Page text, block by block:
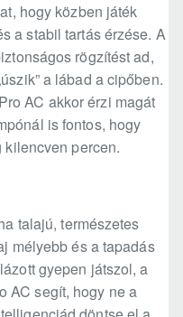
hogy közben játék
a stabil tartás érzése. A
rögzítést ad,
a lábad a cipőben.
AC akkor érzi magát
is fontos, hogy
percen.
talajú, természetes
mélyebb és a tapadás
gyepen játszol, a
AC segít, hogy ne a